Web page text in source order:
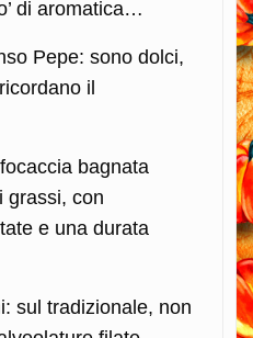
di aromatica…
Pepe: sono dolci,
il
bagnata
grassi, con
e una durata
sul tradizionale, non